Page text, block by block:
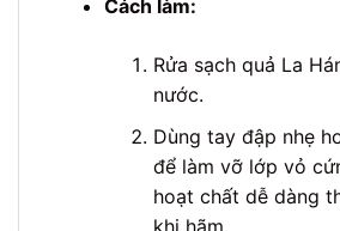
Cách làm:
Rửa sạch quả La
nước.
Dùng tay đập nhẹ
để làm vỡ lớp vỏ
hoạt chất dễ dàng